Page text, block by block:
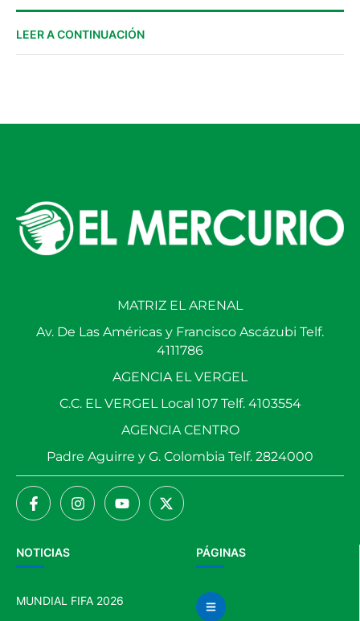
LEER A CONTINUACIÓN
PÁGINAS
NOTICIAS
MUNDIAL FIFA 2026
MATRIZ EL ARENAL
Av. De Las Américas y Francisco Ascázubi Telf.
4111786
AGENCIA EL VERGEL
C.C. EL VERGEL Local 107 Telf. 4103554
AGENCIA CENTRO
Padre Aguirre y G. Colombia Telf. 2824000